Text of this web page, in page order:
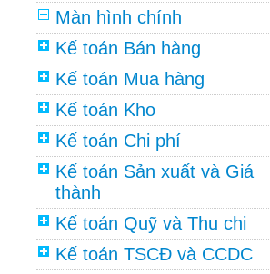
Màn hình chính
Kế toán Bán hàng
Kế toán Mua hàng
Kế toán Kho
Kế toán Chi phí
Kế toán Sản xuất và Giá
thành
Kế toán Quỹ và Thu chi
Kế toán TSCĐ và CCDC